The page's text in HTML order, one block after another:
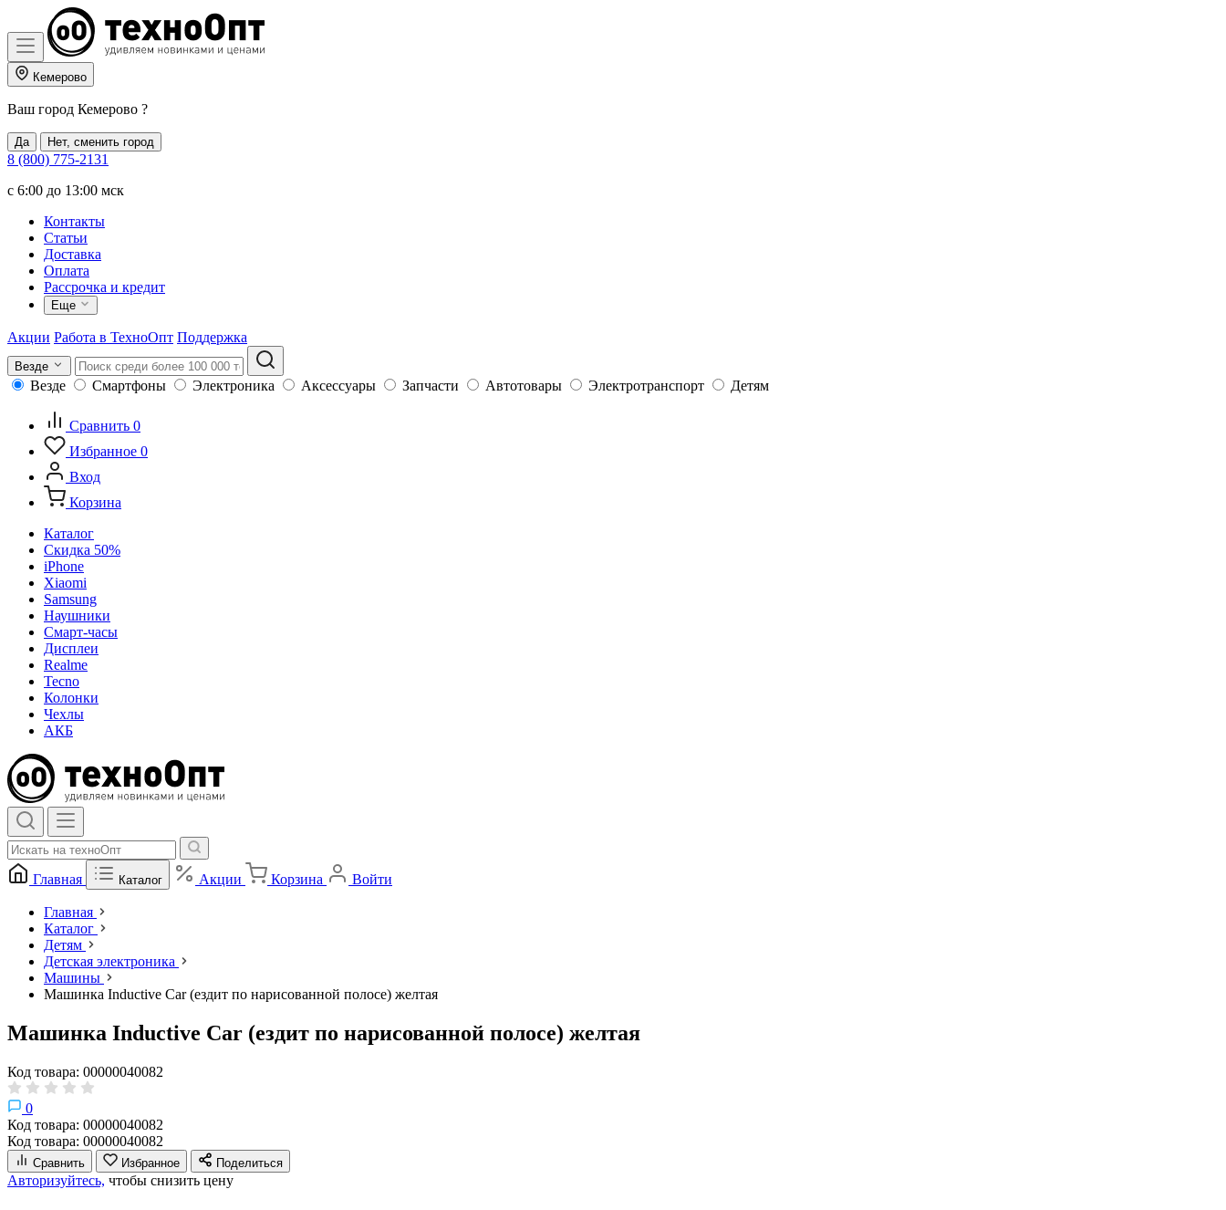
Кемерово
Ваш город Кемерово ?
Да Нет, сменить город
8 (800) 775-2131
c 6:00 до 13:00 мск
Контакты
Статьи
Доставка
Оплата
Рассрочка и кредит
Еще
Акции Работа в ТехноОпт Поддержка
Везде
Везде Смартфоны Электроника Аксессуары Запчасти Автотовары Электротранспорт Детям
Сравнить 0
Избранное 0
Вход
Корзина
Каталог
Скидка 50%
iPhone
Xiaomi
Samsung
Наушники
Смарт-часы
Дисплеи
Realme
Tecno
Колонки
Чехлы
АКБ
Главная Каталог Акции Корзина Войти
Главная
Каталог
Детям
Детская электроника
Машины
Машинка Inductive Car (ездит по нарисованной полосе) желтая
Машинка Inductive Car (ездит по нарисованной полосе) желтая
Код товара: 00000040082
0
Код товара: 00000040082
Код товара: 00000040082
Сравнить Избранное Поделиться
Авторизуйтесь, чтобы снизить цену